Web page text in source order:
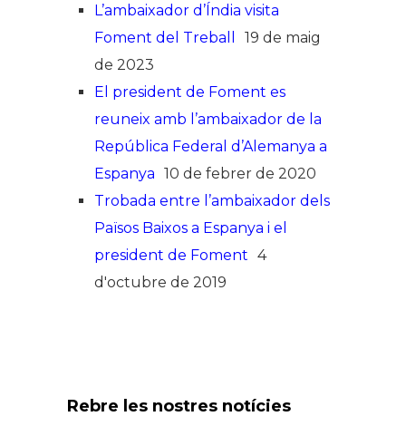
L’ambaixador d’Índia visita
Foment del Treball
19 de maig
de 2023
El president de Foment es
reuneix amb l’ambaixador de la
República Federal d’Alemanya a
Espanya 10 de febrer de 2020
Trobada entre l’ambaixador dels
Països Baixos a Espanya i el
president de Foment 4
d'octubre de 2019
Rebre les nostres notícies